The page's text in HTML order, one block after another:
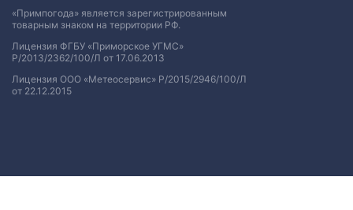
«Примпогода» является зарегистрированным
товарным знаком на территории РФ.
Лицензия ФГБУ «Приморское УГМС»
Р/2013/2362/100/Л от 17.06.2013
Лицензия ООО «Метеосервис» Р/2015/2946/100/Л
от 22.12.2015